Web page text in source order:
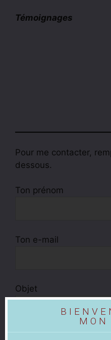
Témoignages
Pour me contacter,
dessous.
Ton prénom
Ton e-mail
Objet
MON